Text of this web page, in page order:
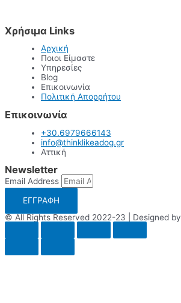
Χρήσιμα Links
Αρχική
Ποιοι Είμαστε
Υπηρεσίες
Blog
Επικοινωνία
Πολιτική Απορρήτου
Επικοινωνία
+30.6979666143
info@thinklikeadog.gr
Αττική
Newsletter
Email Address
ΕΓΓΡΑΦΗ
© All Rights Reserved 2022-23 | Designed by